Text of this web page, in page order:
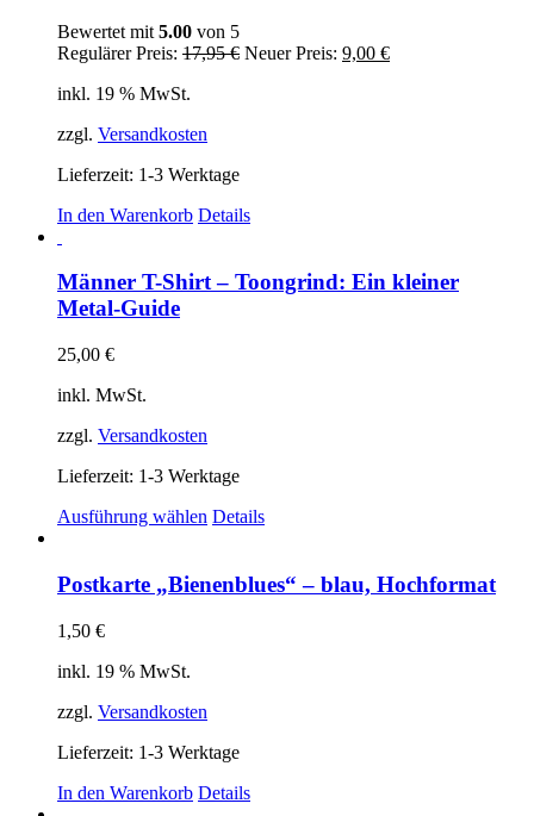
Bewertet mit 5.00 von 5
Regulärer Preis: 17,95€ Ursprünglicher
Neuer Preis: 9,00 €Aktueller
inkl. 19 % MwSt.
zzgl. Versandkosten
Lieferzeit: 1-3 Werktage
In den Warenkorb Details
Männer T-Shirt – Toongrind: Ein kleiner
Metal-Guide
25,00 €
inkl. MwSt.
zzgl. Versandkosten
Lieferzeit: 1-3 Werktage
Ausführung wählen Dieses
mehrere
Varianten
Produktseite
werden
Details
Postkarte „Bienenblues“ – blau, Hochformat
1,50 €
inkl. 19 % MwSt.
zzgl. Versandkosten
Lieferzeit: 1-3 Werktage
In den Warenkorb Details